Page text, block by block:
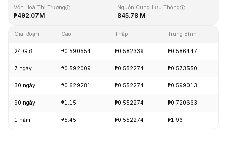
Vốn Hoá Thị Trường
₱492.07M
Nguồn Cung Lưu Thông
845.78 M
Giai đoạn Cao Thấp Trung Bình
24 Giờ ₱0.590554 ₱0.582339 ₱0.586447
7 ngày ₱0.592009 ₱0.552274 ₱0.573550
30 ngày ₱0.629281 ₱0.552274 ₱0.599013
90 ngày ₱1.15 ₱0.552274 ₱0.720663
1 năm ₱5.45 ₱0.552274 ₱1.96